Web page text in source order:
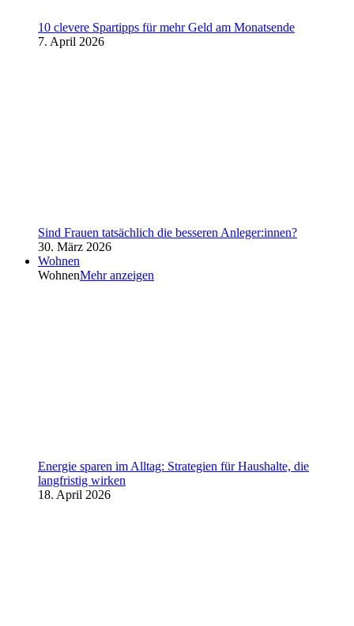
10 clevere Spartipps für mehr Geld am Monatsende
7. April 2026
Sind Frauen tatsächlich die besseren Anleger:innen?
30. März 2026
Wohnen
WohnenMehr anzeigen
Energie sparen im Alltag: Strategien für Haushalte, die
langfristig wirken
18. April 2026